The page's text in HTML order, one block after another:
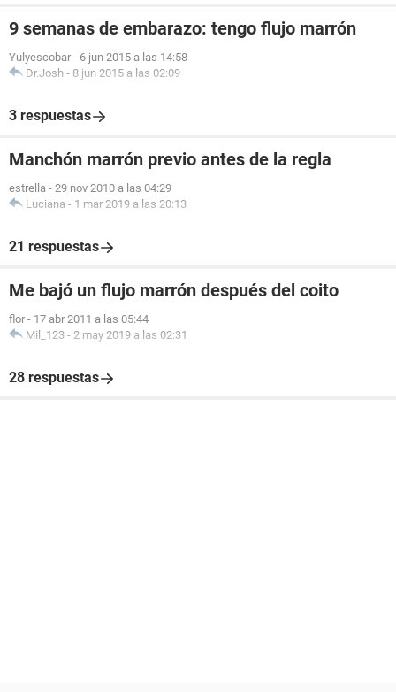
9 semanas de embarazo: tengo flujo marrón
Yulyescobar - 6 jun 2015 a las 14:58
Dr.Josh - 8 jun 2015 a las 02:09
3 respuestas
Manchón marrón previo antes de la regla
estrella - 29 nov 2010 a las 04:29
Luciana - 1 mar 2019 a las 20:13
21 respuestas
Me bajó un flujo marrón después del coito
flor - 17 abr 2011 a las 05:44
Mil_123 - 2 may 2019 a las 02:31
28 respuestas